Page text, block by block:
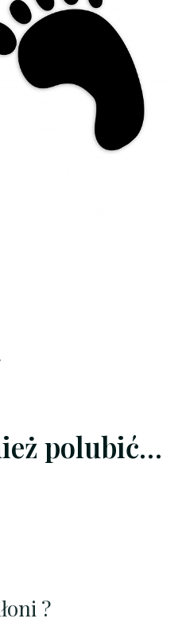
polubić…
?